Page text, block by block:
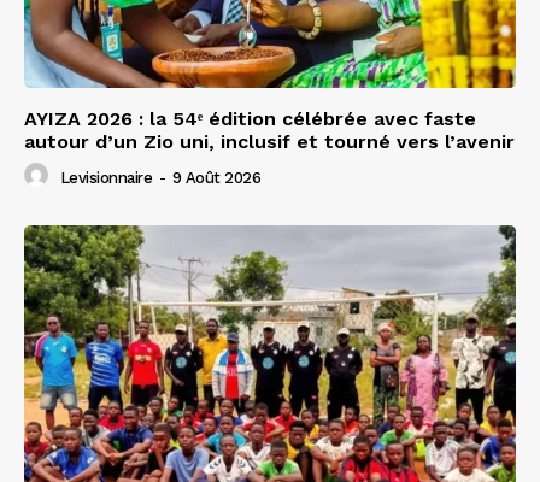
AYIZA 2026 : la 54ᵉ édition célébrée avec faste
autour d’un Zio uni, inclusif et tourné vers l’avenir
Levisionnaire - 9 Août 2026